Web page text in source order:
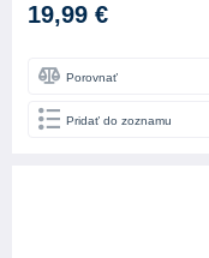
19,99 €
Porovnať
Pridať do zoznamu